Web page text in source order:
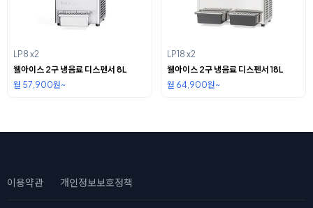
LP8 x2
웰아이스 2구 냉음료 디스펜서 8L
월 57,900원~
LP18 x2
웰아이스 2구 냉음료 디스펜서 18L
월 64,900원~
이용약관 개인정보보호정책